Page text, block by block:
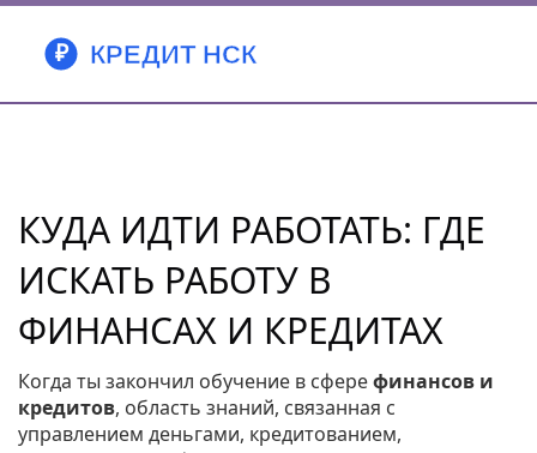
КУДА ИДТИ РАБОТАТЬ: ГДЕ
ИСКАТЬ РАБОТУ В
ФИНАНСАХ И КРЕДИТАХ
Когда ты закончил обучение в сферефинансов и
кредитов, область знаний, связанная с
управлением деньгами, кредитованием,